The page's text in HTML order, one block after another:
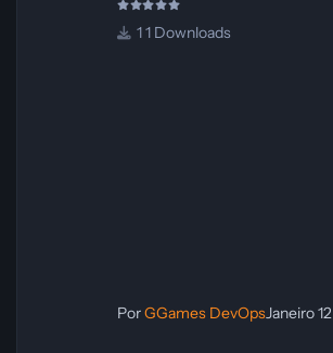
1 Downloads
PorGGames DevOpsJaneiro 12